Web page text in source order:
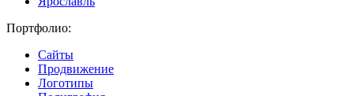
Портфолио:
Сайты
Продвижение
Логотипы